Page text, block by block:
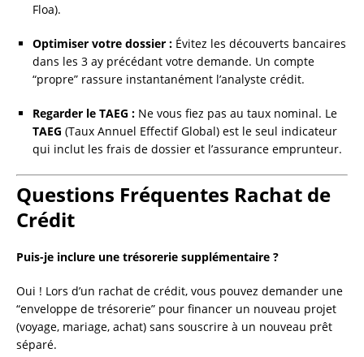
Floa).
Optimiser votre dossier : Évitez les découverts bancaires
dans les 3 ay précédant votre demande. Un compte
“propre” rassure instantanément l’analyste crédit.
Regarder le TAEG : Ne vous fiez pas au taux nominal. Le
TAEG (Taux Annuel Effectif Global) est le seul indicateur
qui inclut les frais de dossier et l’assurance emprunteur.
Questions Fréquentes Rachat de
Crédit
Puis-je inclure une trésorerie supplémentaire ?
Oui ! Lors d’un rachat de crédit, vous pouvez demander une
“enveloppe de trésorerie” pour financer un nouveau projet
(voyage, mariage, achat) sans souscrire à un nouveau prêt
séparé.